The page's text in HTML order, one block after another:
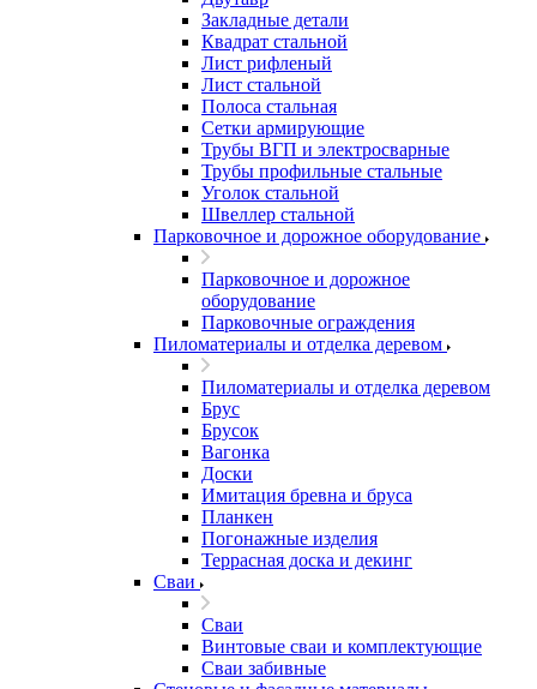
Закладные детали
Квадрат стальной
Лист рифленый
Лист стальной
Полоса стальная
Сетки армирующие
Трубы ВГП и электросварные
Трубы профильные стальные
Уголок стальной
Швеллер стальной
Парковочное и дорожное оборудование
Парковочное и дорожное
оборудование
Парковочные ограждения
Пиломатериалы и отделка деревом
Пиломатериалы и отделка деревом
Брус
Брусок
Вагонка
Доски
Имитация бревна и бруса
Планкен
Погонажные изделия
Террасная доска и декинг
Сваи
Сваи
Винтовые сваи и комплектующие
Сваи забивные